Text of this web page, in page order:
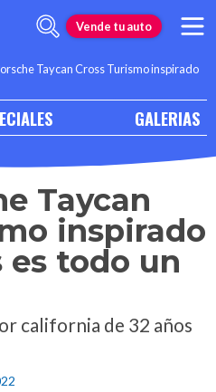
Vende tu auto
Taycan Cross Turismo inspirado
GALERIAS
Taycan
inspirado
es todo un
california de 32 años